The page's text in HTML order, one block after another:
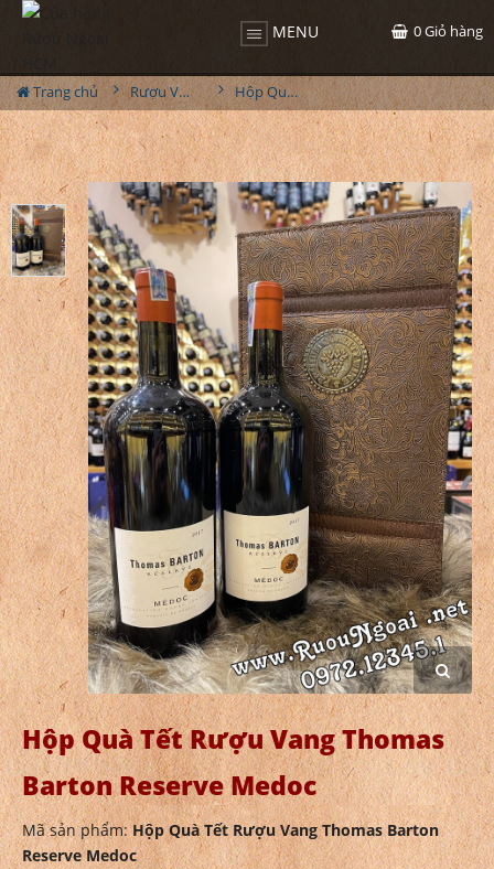
MENU 0Giỏ hàng
Trang chủ Rượu Vang Hộp Quà Hộp Quà Tết Rượu Vang Thomas Barton Reserve Medoc
Hộp Quà Tết Rượu Vang Thomas
Barton Reserve Medoc
Mã sản phẩm:Hộp Quà Tết Rượu Vang Thomas Barton
Reserve Medoc